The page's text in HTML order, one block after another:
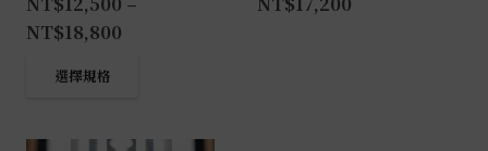
NT$18,800
選擇規格